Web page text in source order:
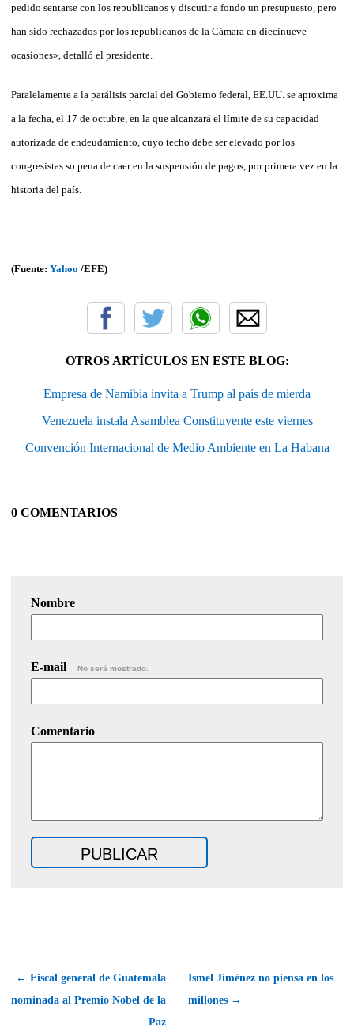
pedido sentarse con los republicanos y discutir a fondo un presupuesto, pero
han sido rechazados por los republicanos de la Cámara en diecinueve
ocasiones», detalló el presidente.
Paralelamente a la parálisis parcial del Gobierno federal, EE.UU. se aproxima
a la fecha, el 17 de octubre, en la que alcanzará el límite de su capacidad
autorizada de endeudamiento, cuyo techo debe ser elevado por los
congresistas so pena de caer en la suspensión de pagos, por primera vez en la
historia del país.
(Fuente: Yahoo /EFE)
OTROS ARTÍCULOS EN ESTE BLOG:
Empresa de Namibia invita a Trump al país de mierda
Venezuela instala Asamblea Constituyente este viernes
Convención Internacional de Medio Ambiente en La Habana
0 COMENTARIOS
Nombre
E-mail No será mostrado.
Comentario
← Fiscal general de Guatemala
nominada al Premio Nobel de la
Paz
Ismel Jiménez no piensa en los
millones →